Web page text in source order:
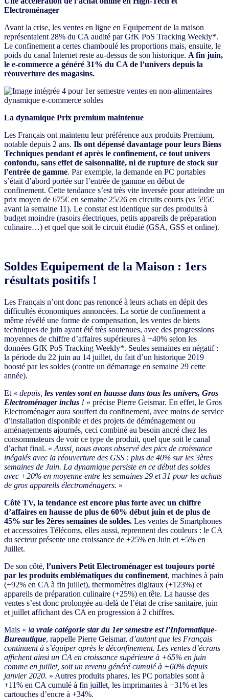
Electroménager
Avant la crise, les ventes en ligne en Equipement de la maison
représentaient 28% du CA audité par GfK PoS Tracking Weekly*.
Le confinement a certes chamboulé les proportions mais, ensuite, le
poids du canal Internet reste au-dessus de son historique. A fin juin,
le e-commerce a généré 31% du CA de l’univers depuis la
réouverture des magasins.
La dynamique Prix premium maintenue
Les Français ont maintenu leur préférence aux produits Premium,
notable depuis 2 ans. Ils ont dépensé davantage pour leurs Biens
Techniques pendant et après le confinement, ce tout univers
confondu, sans effet de saisonnalité, ni de rupture de stock sur
l’entrée de gamme. Par exemple, la demande en PC portables
s’était d’abord portée sur l’entrée de gamme en début de
confinement. Cette tendance s’est très vite inversée pour atteindre un
prix moyen de 675€ en semaine 25/26 en circuits courts (vs 595€
avant la semaine 11). Le constat est identique sur des produits à
budget moindre (rasoirs électriques, petits appareils de préparation
culinaire…) et quel que soit le circuit étudié (GSA, GSS et online).
Soldes Equipement de la Maison : 1ers
résultats positifs !
Les Français n’ont donc pas renoncé à leurs achats en dépit des
difficultés économiques annoncées. La sortie de confinement a
même révélé une forme de compensation, les ventes de biens
techniques de juin ayant été très soutenues, avec des progressions
moyennes de chiffre d’affaires supérieures à +40% selon les
données GfK PoS Tracking Weekly*. Seules semaines en négatif :
la période du 22 juin au 14 juillet, du fait d’un historique 2019
boosté par les soldes (contre un démarrage en semaine 29 cette
année).
Et « depuis, les ventes sont en hausse dans tous les univers, Gros
Electroménager inclus ! » précise Pierre Geismar. En effet, le Gros
Electroménager aura souffert du confinement, avec moins de service
d’installation disponible et des projets de déménagement ou
aménagements ajournés, ceci combiné au besoin ancré chez les
consommateurs de voir ce type de produit, quel que soit le canal
d’achat final. « Aussi, nous avons observé des pics de croissance
inégalés avec la réouverture des GSS : plus de 40% sur les 3ères
semaines de Juin. La dynamique persiste en ce début des soldes
avec +20% en moyenne entre les semaines 29 et 31 pour les achats
de gros appareils électroménagers. »
Côté TV, la tendance est encore plus forte avec un chiffre
d’affaires en hausse de plus de 60% début juin et de plus de
45% sur les 2ères semaines de soldes. Les ventes de Smartphones
et accessoires Télécoms, elles aussi, reprennent des couleurs : le CA
du secteur présente une croissance de +25% en Juin et +5% en
Juillet.
De son côté, l’univers Petit Electroménager est toujours porté
par les produits emblématiques du confinement, machines à pain
(+92% en CA à fin juillet), thermomètres digitaux (+123%) et
appareils de préparation culinaire (+25%) en tête. La hausse des
ventes s’est donc prolongée au-delà de l’état de crise sanitaire, juin
et juillet affichant des CA en progression à 2 chiffres.
Mais « la vraie catégorie star du 1er semestre est l’Informatique-
Bureautique, rappelle Pierre Geismar, d’autant que les Français
continuent à s’équiper après le déconfinement. Les ventes d’écrans
affichent ainsi un CA en croissance supérieure à +65% en juin
comme en juillet, soit un revenu généré cumulé à +60% depuis
janvier 2020. » Autres produits phares, les PC portables sont à
+11% en CA cumulé à fin juillet, les imprimantes à +31% et les
cartouches d’encre à +34%.